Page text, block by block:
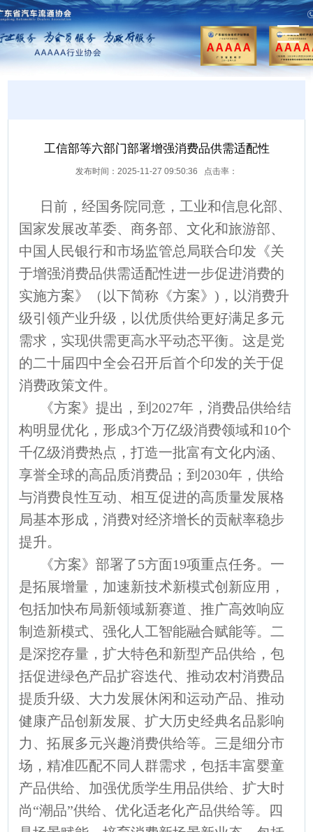
工信部等六部门部署增强消费品供需适配性
发布时间：2025-11-27 09:50:36 点击率：
日前，经国务院同意，工业和信息化部、
国家发展改革委、商务部、文化和旅游部、
中国人民银行和市场监管总局联合印发《关
于增强消费品供需适配性进一步促进消费的
实施方案》（以下简称《方案》)，以消费升
级引领产业升级，以优质供给更好满足多元
需求，实现供需更高水平动态平衡。这是党
的二十届四中全会召开后首个印发的关于促
消费政策文件。
《方案》提出，到2027年，消费品供给结
构明显优化，形成3个万亿级消费领域和10个
千亿级消费热点，打造一批富有文化内涵、
享誉全球的高品质消费品；到2030年，供给
与消费良性互动、相互促进的高质量发展格
局基本形成，消费对经济增长的贡献率稳步
提升。
《方案》部署了5方面19项重点任务。一
是拓展增量，加速新技术新模式创新应用，
包括加快布局新领域新赛道、推广高效响应
制造新模式、强化人工智能融合赋能等。二
是深挖存量，扩大特色和新型产品供给，包
括促进绿色产品扩容迭代、推动农村消费品
提质升级、大力发展休闲和运动产品、推动
健康产品创新发展、扩大历史经典名品影响
力、拓展多元兴趣消费供给等。三是细分市
场，精准匹配不同人群需求，包括丰富婴童
产品供给、加强优质学生用品供给、扩大时
尚“潮品”供给、优化适老化产品供给等。四